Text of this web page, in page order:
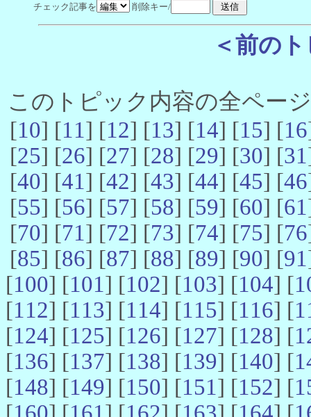
チェック記事を 削除キー/
＜前の
このトピック内容の全ペー
[10] [11] [12] [13] [14] [15] [16
[25] [26] [27] [28] [29] [30] [31
[40] [41] [42] [43] [44] [45] [46
[55] [56] [57] [58] [59] [60] [61
[70] [71] [72] [73] [74] [75] [76
[85] [86] [87] [88] [89] [90] [91
[100] [101] [102] [103] [104] [
[112] [113] [114] [115] [116] [
[124] [125] [126] [127] [128] [
[136] [137] [138] [139] [140] [
[148] [149] [150] [151] [152] [